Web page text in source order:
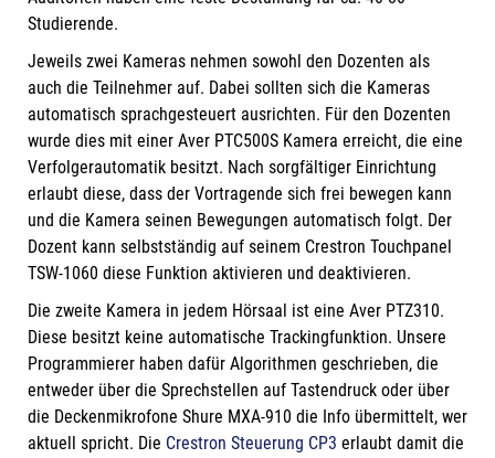
Studierende.
Jeweils zwei Kameras nehmen sowohl den Dozenten als
auch die Teilnehmer auf. Dabei sollten sich die Kameras
automatisch sprachgesteuert ausrichten. Für den Dozenten
wurde dies mit einer Aver PTC500S Kamera erreicht, die eine
Verfolgerautomatik besitzt. Nach sorgfältiger Einrichtung
erlaubt diese, dass der Vortragende sich frei bewegen kann
und die Kamera seinen Bewegungen automatisch folgt. Der
Dozent kann selbstständig auf seinem Crestron Touchpanel
TSW-1060 diese Funktion aktivieren und deaktivieren.
Die zweite Kamera in jedem Hörsaal ist eine Aver PTZ310.
Diese besitzt keine automatische Trackingfunktion. Unsere
Programmierer haben dafür Algorithmen geschrieben, die
entweder über die Sprechstellen auf Tastendruck oder über
die Deckenmikrofone Shure MXA-910 die Info übermittelt, wer
aktuell spricht. Die Crestron Steuerung CP3 erlaubt damit die